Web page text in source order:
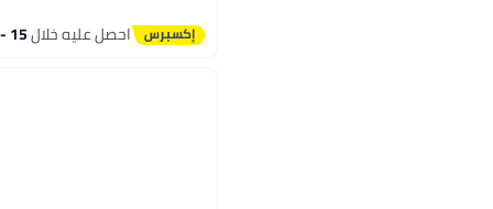
احصل عليه خلال15 - 16 اغسطس